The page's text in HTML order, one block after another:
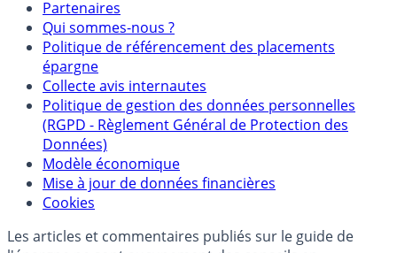
Mentions légales et Conditions d’utilisation
Partenaires
Qui sommes-nous ?
Politique de référencement des placements
épargne
Collecte avis internautes
Politique de gestion des données personnelles
(RGPD - Règlement Général de Protection des
Données)
Modèle économique
Mise à jour de données financières
Cookies